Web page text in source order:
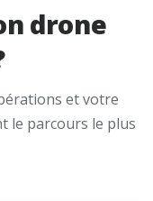
drone
et votre
le parcours le plus